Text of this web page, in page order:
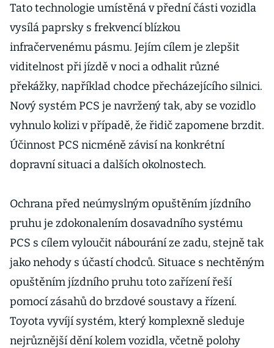
Tato technologie umístěná v přední části vozidla
vysílá paprsky s frekvencí blízkou
infračervenému pásmu. Jejím cílem je zlepšit
viditelnost při jízdě v noci a odhalit různé
překážky, například chodce přecházejícího silnici.
Nový systém PCS je navržený tak, aby se vozidlo
vyhnulo kolizi v případě, že řidič zapomene brzdit.
Účinnost PCS nicméně závisí na konkrétní
dopravní situaci a dalších okolnostech.
Ochrana před neúmyslným opuštěním jízdního
pruhu je zdokonalením dosavadního systému
PCS s cílem vyloučit nábourání ze zadu, stejně tak
jako nehody s účastí chodců. Situace s nechtěným
opuštěním jízdního pruhu toto zařízení řeší
pomocí zásahů do brzdové soustavy a řízení.
Toyota vyvíjí systém, který komplexně sleduje
nejrůznější dění kolem vozidla, včetně polohy